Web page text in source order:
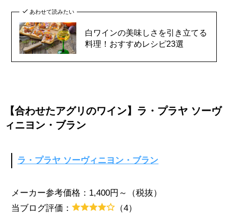
あわせて読みたい
白ワインの美味しさを引き立てる
料理！おすすめレシピ23選
【合わせたアグリのワイン】ラ・プラヤ ソーヴ
ィニヨン・ブラン
ラ・プラヤ ソーヴィニヨン・ブラン
メーカー参考価格：1,400円～（税抜）
当ブログ評価：
（4）